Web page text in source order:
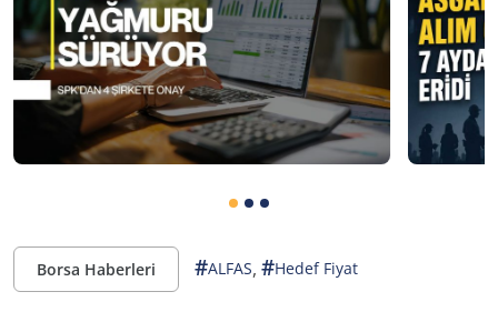
Borsa Haberleri #ALFAS, #Hedef Fiyat